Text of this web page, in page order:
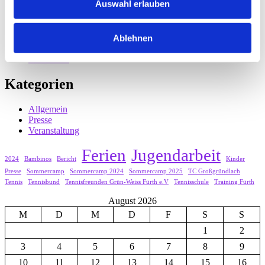
Auswahl erlauben
Ablehnen
Kategorien
Allgemein
Presse
Veranstaltung
2024 Bambinos Bericht Ferien Jugendarbeit
Kinder
Presse
Sommercamp Sommercamp 2024 Sommercamp 2025
TC Großgründlach
Tennis
Tennisbund Tennisfreunden Grün-Weiss Fürth e.V Tennisschule Training Fürth
August 2026
M
D M D F S
S
1
2
3
4 5 6 7 8
9
10
11 12 13 14 15 16